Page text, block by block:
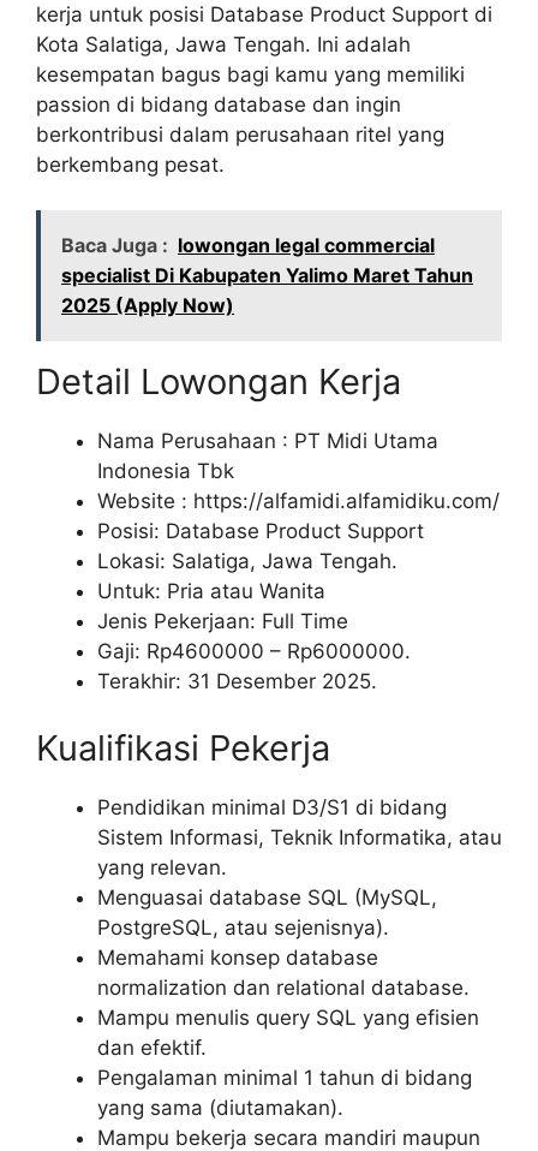
kerja untuk posisi Database Product Support di
Kota Salatiga, Jawa Tengah. Ini adalah
kesempatan bagus bagi kamu yang memiliki
passion di bidang database dan ingin
berkontribusi dalam perusahaan ritel yang
berkembang pesat.
Baca Juga : lowongan legal commercial
specialist Di Kabupaten Yalimo Maret Tahun
2025 (Apply Now)
Detail Lowongan Kerja
Nama Perusahaan : PT Midi Utama
Indonesia Tbk
Website : https://alfamidi.alfamidiku.com/
Posisi: Database Product Support
Lokasi: Salatiga, Jawa Tengah.
Untuk: Pria atau Wanita
Jenis Pekerjaan: Full Time
Gaji: Rp4600000 – Rp6000000.
Terakhir: 31 Desember 2025.
Kualifikasi Pekerja
Pendidikan minimal D3/S1 di bidang
Sistem Informasi, Teknik Informatika, atau
yang relevan.
Menguasai database SQL (MySQL,
PostgreSQL, atau sejenisnya).
Memahami konsep database
normalization dan relational database.
Mampu menulis query SQL yang efisien
dan efektif.
Pengalaman minimal 1 tahun di bidang
yang sama (diutamakan).
Mampu bekerja secara mandiri maupun